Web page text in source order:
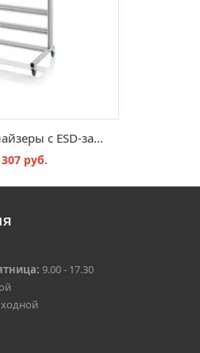
Тележки-органайзеры с ESD-защитой для ящиков стеллажного хранения ESD SR.L.214
руб.
9.00 - 17.30